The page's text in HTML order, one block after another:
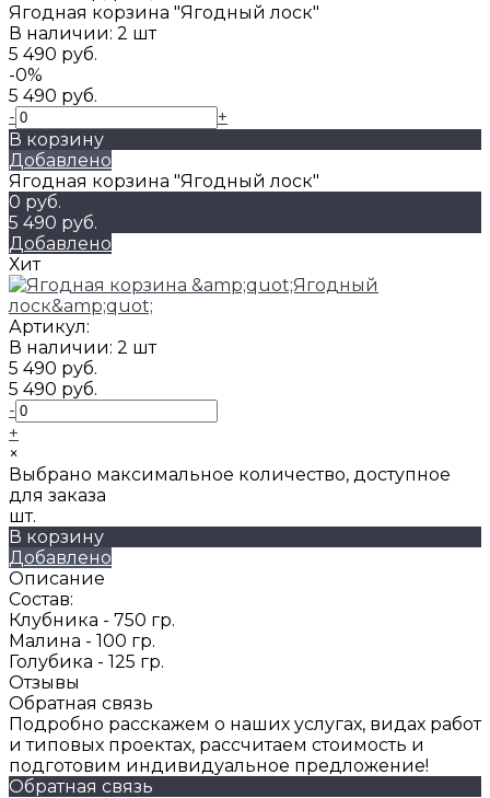
Ягодная корзина "Ягодный лоск"
В наличии: 2 шт
5 490 руб.
-0%
5 490 руб.
-
+
В корзину
Добавлено
Ягодная корзина "Ягодный лоск"
0 руб.
5 490 руб.
Добавлено
Хит
Артикул:
В наличии: 2 шт
5 490 руб.
5 490 руб.
-
+
×
Выбрано максимальное количество, доступное
для заказа
шт.
В корзину
Добавлено
Описание
Состав:
Клубника - 750 гр.
Малина - 100 гр.
Голубика - 125 гр.
Отзывы
Обратная связь
Подробно расскажем о наших услугах, видах работ
и типовых проектах, рассчитаем стоимость и
подготовим индивидуальное предложение!
Обратная связь